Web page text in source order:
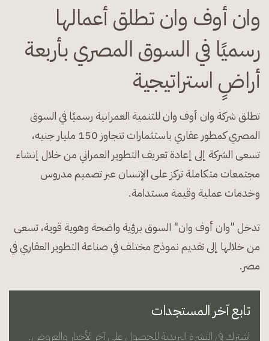
وان أوف وان تطلق أعمالها
رسميًا في السوق المصري بأربعة
أراضٍ استراتيجية
تطلق شركة وان أوف وان للتنمية العمرانية رسميًا في السوق
المصري كمطور عقاري باستثمارات تتجاوز 150 مليار جنيه،
تسعى الشركة إلى إعادة تعريف التطوير العمراني من خلال إنشاء
مجتمعات متكاملة تركز على الإنسان عبر تصميم مدروس
وخدمات عملية وقيمة مستدامة.
تدخل "وان أوف وان" السوق برؤية واضحة وهوية قوية، تسعى
من خلالها إلى تقديم نموذج مختلف في صناعة التطوير العقاري في
مصر.
تابع آخر المستجدات
اشترك في النشرة البريدية للحصول على آخر الأخبار والعروض.